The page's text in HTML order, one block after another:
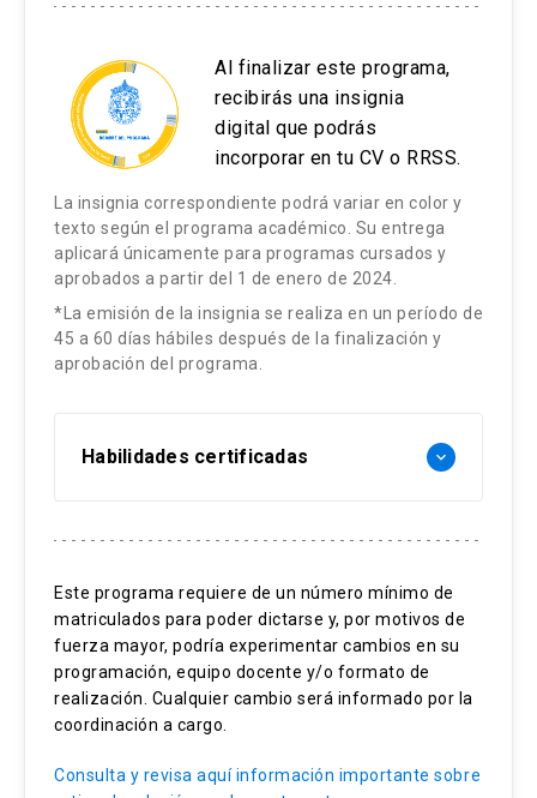
Al finalizar este programa,
recibirás una insignia
digital que podrás
incorporar en tu CV o RRSS.
La insignia correspondiente podrá variar en color y
texto según el programa académico. Su entrega
aplicará únicamente para programas cursados y
aprobados a partir del 1 de enero de 2024.
*La emisión de la insignia se realiza en un período de
45 a 60 días hábiles después de la finalización y
aprobación del programa.
Habilidades certificadas keyboard_arrow_down
Diagnóstico nutricional pediátrica.
Dietoterapia para enfermedades
gastrointestinales
Planes alimentarios pacientes
hospitalizados.
Implementación de dietoterapias pediátricas.
Trabajo en equipo.
Este programa requiere de un número mínimo de
matriculados para poder dictarse y, por motivos de
fuerza mayor, podría experimentar cambios en su
programación, equipo docente y/o formato de
realización. Cualquier cambio será informado por la
coordinación a cargo.
Consulta y revisa aquí información importante sobre